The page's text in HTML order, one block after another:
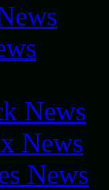
News
News
News